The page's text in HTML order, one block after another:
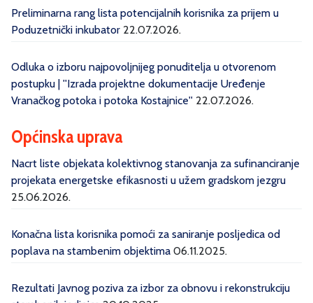
Preliminarna rang lista potencijalnih korisnika za prijem u
Poduzetnički inkubator 22.07.2026.
Odluka o izboru najpovoljnijeg ponuditelja u otvorenom
postupku | ''Izrada projektne dokumentacije Uređenje
Vranačkog potoka i potoka Kostajnice'' 22.07.2026.
Općinska uprava
Nacrt liste objekata kolektivnog stanovanja za sufinanciranje
projekata energetske efikasnosti u užem gradskom jezgru
25.06.2026.
Konačna lista korisnika pomoći za saniranje posljedica od
poplava na stambenim objektima 06.11.2025.
Rezultati Javnog poziva za izbor za obnovu i rekonstrukciju